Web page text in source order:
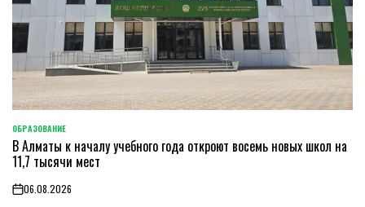
POSTED
IN
ОБРАЗОВАНИЕ
В Алматы к началу учебного года откроют восемь новых школ на
11,7 тысячи мест
on06.08.2026